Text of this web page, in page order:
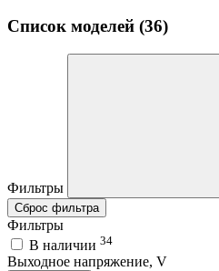
Список моделей (36)
Фильтры
Сброс фильтра
Фильтры
В наличии 34
Выходное напряжение, V